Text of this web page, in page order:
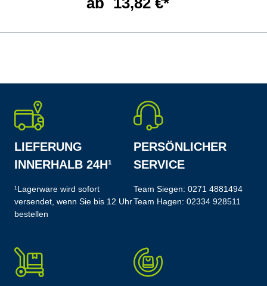
LIEFERUNG
INNERHALB 24H¹
¹Lagerware wird sofort
versendet, wenn Sie bis 12 Uhr
bestellen
PERSÖNLICHER
SERVICE
Team Siegen: 0271 4881494
Team Hagen: 02334 928511